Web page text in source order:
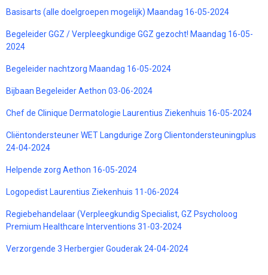
Basisarts (alle doelgroepen mogelijk) Maandag 16-05-2024
Begeleider GGZ / Verpleegkundige GGZ gezocht! Maandag 16-05-
2024
Begeleider nachtzorg Maandag 16-05-2024
Bijbaan Begeleider Aethon 03-06-2024
Chef de Clinique Dermatologie Laurentius Ziekenhuis 16-05-2024
Cliëntondersteuner WET Langdurige Zorg Clientondersteuningplus
24-04-2024
Helpende zorg Aethon 16-05-2024
Logopedist Laurentius Ziekenhuis 11-06-2024
Regiebehandelaar (Verpleegkundig Specialist, GZ Psycholoog
Premium Healthcare Interventions 31-03-2024
Verzorgende 3 Herbergier Gouderak 24-04-2024